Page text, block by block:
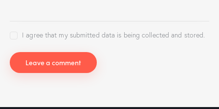
I agree that my submitted data is being collected and stored.